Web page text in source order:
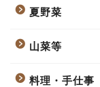
夏野菜
山菜等
料理・手仕事